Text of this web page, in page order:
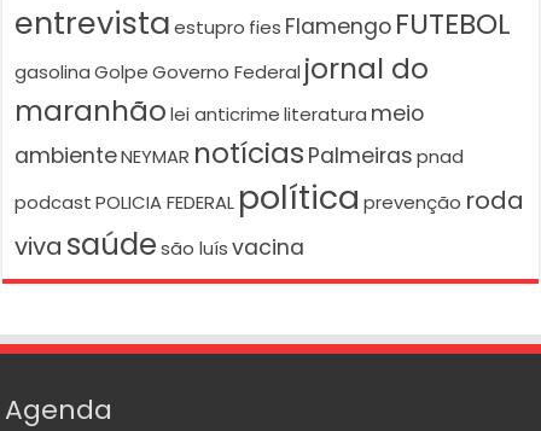
entrevista estupro fies Flamengo FUTEBOL
gasolina Golpe Governo Federal jornal do
maranhão lei anticrime literatura meio
ambienteNEYMAR notícias Palmeiras pnad
podcast POLICIA FEDERAL política prevenção roda
viva saúde são luís vacina
Agenda